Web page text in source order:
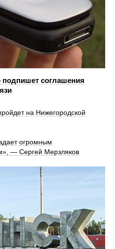
подпишет соглашения
на Нижегородской
огромным
— Сергей Мерзляков